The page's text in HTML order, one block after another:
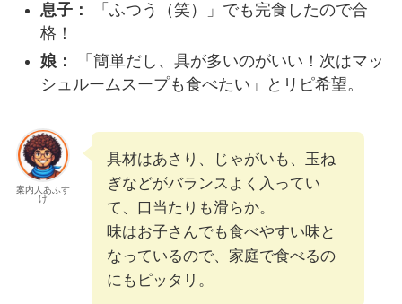
息子：
「ふつう（笑）」でも完食したので合
格！
娘：
「簡単だし、具が多いのがいい！次はマッ
シュルームスープも食べたい」とリピ希望。
案内人あふす
け
具材はあさり、じゃがいも、玉ね
ぎなどがバランスよく入ってい
て、口当たりも滑らか。
味はお子さんでも食べやすい味と
なっているので、家庭で食べるの
にもピッタリ。